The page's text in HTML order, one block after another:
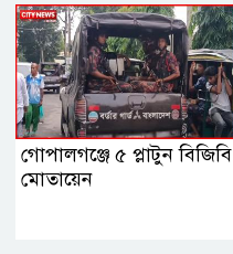
গোপালগঞ্জে ৫ প্লাটুন বিজিবি
মোতায়েন